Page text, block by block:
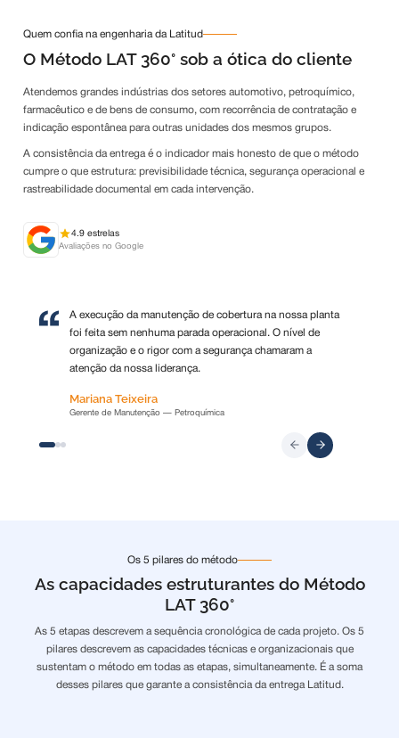
Quem confia na engenharia da Latitud
O Método LAT 360° sob a ótica do cliente
Atendemos grandes indústrias dos setores automotivo, petroquímico,
farmacêutico e de bens de consumo, com recorrência de contratação e
indicação espontânea para outras unidades dos mesmos grupos.
A consistência da entrega é o indicador mais honesto de que o método
cumpre o que estrutura: previsibilidade técnica, segurança operacional e
rastreabilidade documental em cada intervenção.
4.9 estrelas
Avaliações no Google
A execução da manutenção de cobertura na nossa planta
foi feita sem nenhuma parada operacional. O nível de
organização e o rigor com a segurança chamaram a
atenção da nossa liderança.
Mariana Teixeira
Gerente de Manutenção — Petroquímica
Os 5 pilares do método
As capacidades estruturantes do Método
LAT 360°
As 5 etapas descrevem a sequência cronológica de cada projeto. Os 5
pilares descrevem as capacidades técnicas e organizacionais que
sustentam o método em todas as etapas, simultaneamente. É a soma
desses pilares que garante a consistência da entrega Latitud.